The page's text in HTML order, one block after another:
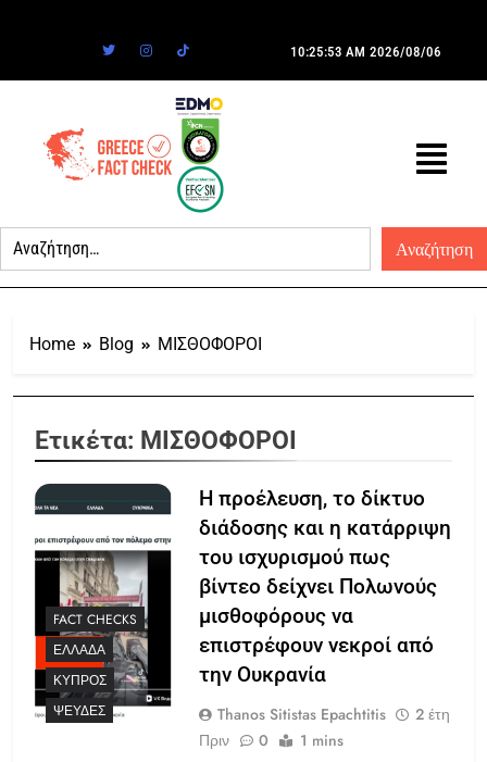
10:25:53 AM 2026/08/06
Home Blog ΜΙΣΘΟΦΟΡΟΙ
Ετικέτα: ΜΙΣΘΟΦΟΡΟΙ
FACT CHECKS
ΕΛΛΆΔΑ
ΚΎΠΡΟΣ
ΨΕΥΔΈΣ
Η προέλευση, το δίκτυο
διάδοσης και η κατάρριψη
του ισχυρισμού πως
βίντεο δείχνει Πολωνούς
μισθοφόρους να
επιστρέφουν νεκροί από
την Ουκρανία
Thanos Sitistas Epachtitis
2 έτη
Πριν
0 1 mins